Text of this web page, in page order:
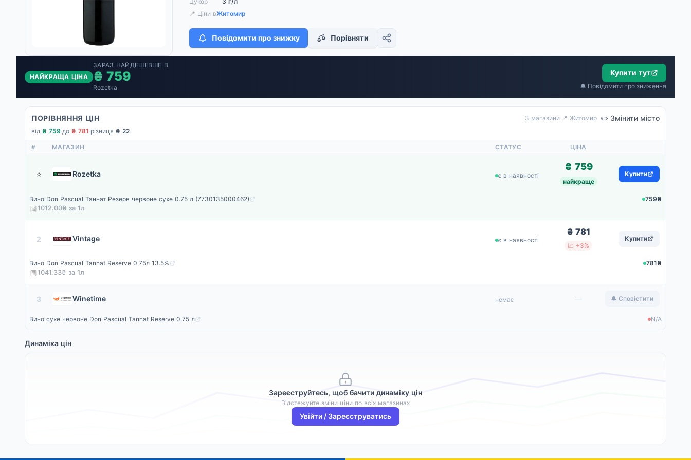
📍 Ціни вЖитомир
Повідомити про знижку Порівняти
НАЙКРАЩА ЦІНА
ЗАРАЗ НАЙДЕШЕВШЕ В
₴ 759
Rozetka
Купити тут
🔔 Повідомити про зниження
ПОРІВНЯННЯ ЦІН 3 магазини· 📍 Житомир ✏️ Змінити місто
від ₴ 759·до ₴ 781·різниця ₴ 22
# МАГАЗИН СТАТУС ЦІНА
⭐ Rozetka є в наявності
₴ 759
найкраще
Купити
Вино Don Pascual Таннат Резерв червоне сухе 0.75 л (7730135000462)
759₴
1012.00₴ за 1л
2 Vintage є в наявності
₴ 781
📈 +3%
Купити
Вино Don Pascual Tannat Reserve 0.75л 13.5%
781₴
1041.33₴ за 1л
3 Winetime немає — 🔔 Сповістити
Вино сухе червоне Don Pascual Tannat Reserve 0,75 л N/A
Динаміка цін
Зареєструйтесь, щоб бачити динаміку цін
Відстежуйте зміни ціни по всіх магазинах
Увійти / Зареєструватись